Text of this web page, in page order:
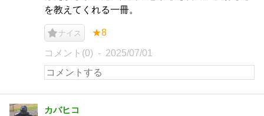
を教えてくれる一冊。
ナイス ★8
コメント(0) 2025/07/01
カバヒコ